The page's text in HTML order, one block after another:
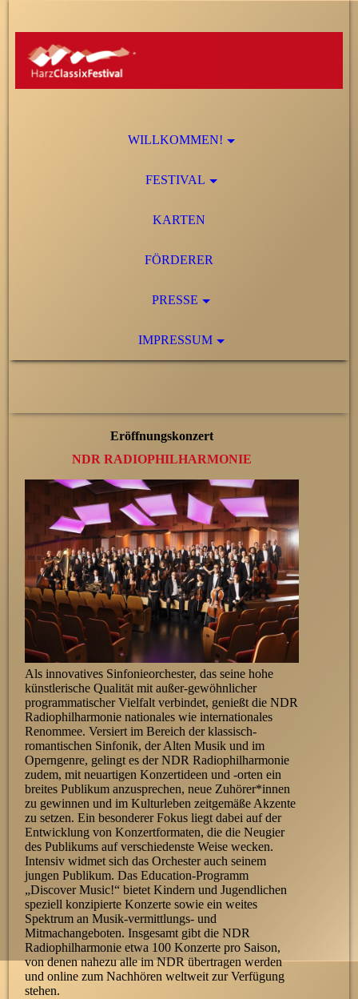
WILLKOMMEN!
FESTIVAL
KARTEN
FÖRDERER
PRESSE
IMPRESSUM
Eröffnungskonzert
NDR RADIOPHILHARMONIE
Als innovatives Sinfonieorchester, das seine hohe
künstlerische Qualität mit außer-gewöhnlicher
programmatischer Vielfalt verbindet, genießt die NDR
Radiophilharmonie nationales wie internationales
Renommee. Versiert im Bereich der klassisch-
romantischen Sinfonik, der Alten Musik und im
Operngenre, gelingt es der NDR Radiophilharmonie
zudem, mit neuartigen Konzertideen und -orten ein
breites Publikum anzusprechen, neue Zuhörer*innen
zu gewinnen und im Kulturleben zeitgemäße Akzente
zu setzen. Ein besonderer Fokus liegt dabei auf der
Entwicklung von Konzertformaten, die die Neugier
des Publikums auf verschiedenste Weise wecken.
Intensiv widmet sich das Orchester auch seinem
jungen Publikum. Das Education-Programm
„Discover Music!“ bietet Kindern und Jugendlichen
speziell konzipierte Konzerte sowie ein weites
Spektrum an Musik-vermittlungs- und
Mitmachangeboten. Insgesamt gibt die NDR
Radiophilharmonie etwa 100 Konzerte pro Saison,
von denen nahezu alle im NDR übertragen werden
und online zum Nachhören weltweit zur Verfügung
stehen.